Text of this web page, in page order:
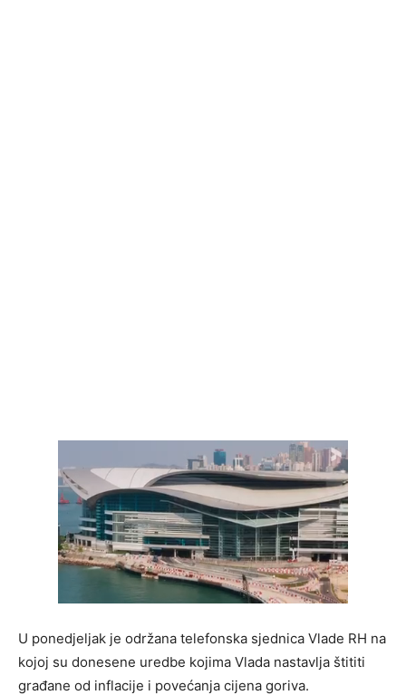
U ponedjeljak je održana telefonska sjednica Vlade RH na
kojoj su donesene uredbe kojima Vlada nastavlja štititi
građane od inflacije i povećanja cijena goriva.